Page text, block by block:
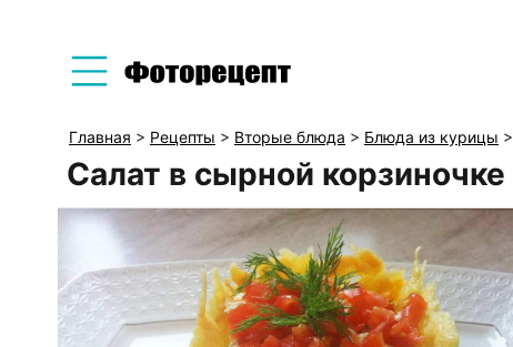
Главная > Рецепты > Вторые блюда > Блюда из курицы >
Салат в сырной корзиночке